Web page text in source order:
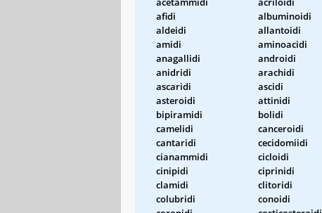
afidi
albuminoidi
aldeidi
allantoidi
amidi
aminoacidi
anagallidi
androidi
anidridi
arachidi
ascaridi
ascidi
asteroidi
attinidi
bipiramidi
bolidi
camelidi
canceroidi
cantaridi
cecidomiidi
cianammidi
cicloidi
cinipidi
ciprinidi
clamidi
clitoridi
colubridi
conoidi